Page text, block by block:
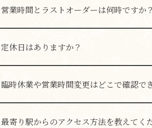
営業時間とラストオーダーは何時ですか？
月曜日は17:00〜23:30（L.O.23:00）、
22:30（L.O.22:00）です。連休などによ
ださい。
定休日はありますか？
定休日は不定休です。
臨時休業や営業時間変更はどこで確認で
公式ホームページ、各グルメサイト、
最寄り駅からのアクセス方法を教えてく